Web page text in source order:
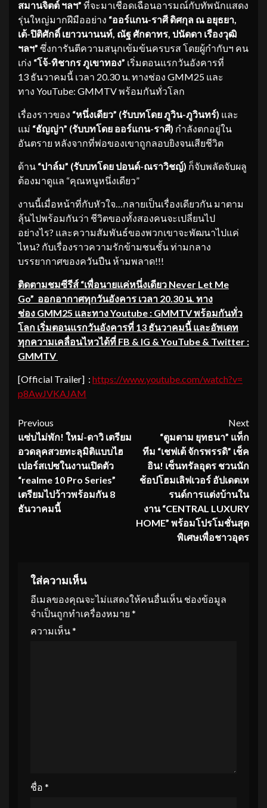
สมานจิตต์ ฯลฯ” ที่จะมาเชือดเฉือนอารมณ์กับทัพนักแสดง
รุ่นใหญ่มากฝีมืออย่าง “ออร์แกน-ราศี ดิศกุล ณ อยุธยา,
เต้-ปิติศักดิ์ เยาวนานนท์, ณัฐ ศักดาทร, ปนัดดา เรืองวุฒิ
ฯลฯ” ซึ่งการันตีความสนุกเข้มข้นครบรส โดยผู้กำกับฯ คน
เก่ง “โจ้-ทิชากร ภูเขาทอง” เริ่มตอนแรกวันอังคารที่
13 ธันวาคมนี้ เวลา 20.30 น. ทางช่อง GMM25 และ
ทาง YouTube: GMMTV พร้อมกันทั่วโลก
เรื่องราวของ “หนึ่งเดียว” (รับบทโดย ภูวิน-ภูวินทร์) และ
แม่ “ธัญญ่า” (รับบทโดย ออร์แกน-ราศี) กำลังตกอยู่ใน
อันตราย หลังจากที่พ่อของเขาถูกลอบยิงจนเสียชีวิต
ด้าน “ปาล์ม” (รับบทโดย ปอนด์-ณราวิชญ์) ก็จับพลัดจับผลู
ต้องมาดูแล “คุณหนูหนึ่งเดียว”
งานนี้เมื่อหน้าที่กับหัวใจ…กลายเป็นเรื่องเดียวกัน มาตาม
ลุ้นไปพร้อมกันว่า ชีวิตของทั้งสองคนจะเปลี่ยนไป
อย่างไร? และความสัมพันธ์ของพวกเขาจะพัฒนาไปแค่
ไหน? กับเรื่องราวความรักข้ามชนชั้น ท่ามกลาง
บรรยากาศของควันปืน ห้ามพลาด!!!
ติดตามชมซีรีส์ “เพื่อนายแค่หนึ่งเดียว Never Let Me
Go” ออกอากาศทุกวันอังคาร เวลา 20.30 น. ทาง
ช่อง GMM25 และทาง Youtube : GMMTV พร้อมกันทั่ว
โลก เริ่มตอนแรกวันอังคารที่ 13 ธันวาคมนี้ และอัพเดท
ทุกความเคลื่อนไหวได้ที่ FB & IG & YouTube & Twitter :
GMMTV
[Official Trailer] : https://www.youtube.com/watch?v=
p8AwJVKAJAM
Continue
Reading
Previous
แซ่บไม่พัก! ใหม่-ดาวิ เตรียม
อวดลุคสวยทะลุมิติแบบไฮ
เปอร์สเปซในงานเปิดตัว
“realme 10 Pro Series”
เตรียมไปว้าวพร้อมกัน 8
ธันวาคมนี้
Next
“ตูมตาม ยุทธนา” แท็ก
ทีม “เชฟเต้ จักรพรรดิ” เช็ค
อิน! เซ็นทรัลอุดร ชวนนัก
ช้อปโฮมเลิฟเวอร์ อัปเดตเท
รนด์การแต่งบ้านใน
งาน “CENTRAL LUXURY
HOME” พร้อมโปรโมชั่นสุด
พิเศษเพื่อชาวอุดร
ใส่ความเห็น
อีเมลของคุณจะไม่แสดงให้คนอื่นเห็น ช่องข้อมูล
จำเป็นถูกทำเครื่องหมาย *
ความเห็น*
ชื่อ *